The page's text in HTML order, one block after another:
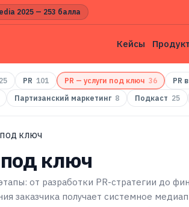
2025 — 253 балла
Кейсы
25 PR 101 PR — услуги под ключ 36 PR
Партизанский маркетинг 8 Подкаст 25
ПОД КЛЮЧ
под ключ
от разработки PR-стратегии до
заказчика получает системное